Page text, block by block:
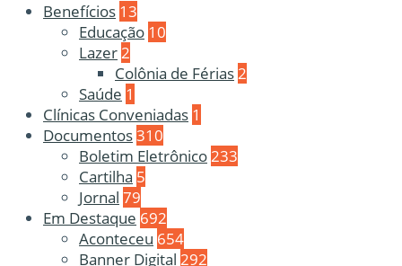
Benefícios 13
Educação 10
Lazer2
Colônia de Férias2
Saúde 1
Clínicas Conveniadas 1
Documentos310
Boletim Eletrônico233
Cartilha 5
Jornal 79
Em Destaque 692
Aconteceu 654
Banner Digital 292